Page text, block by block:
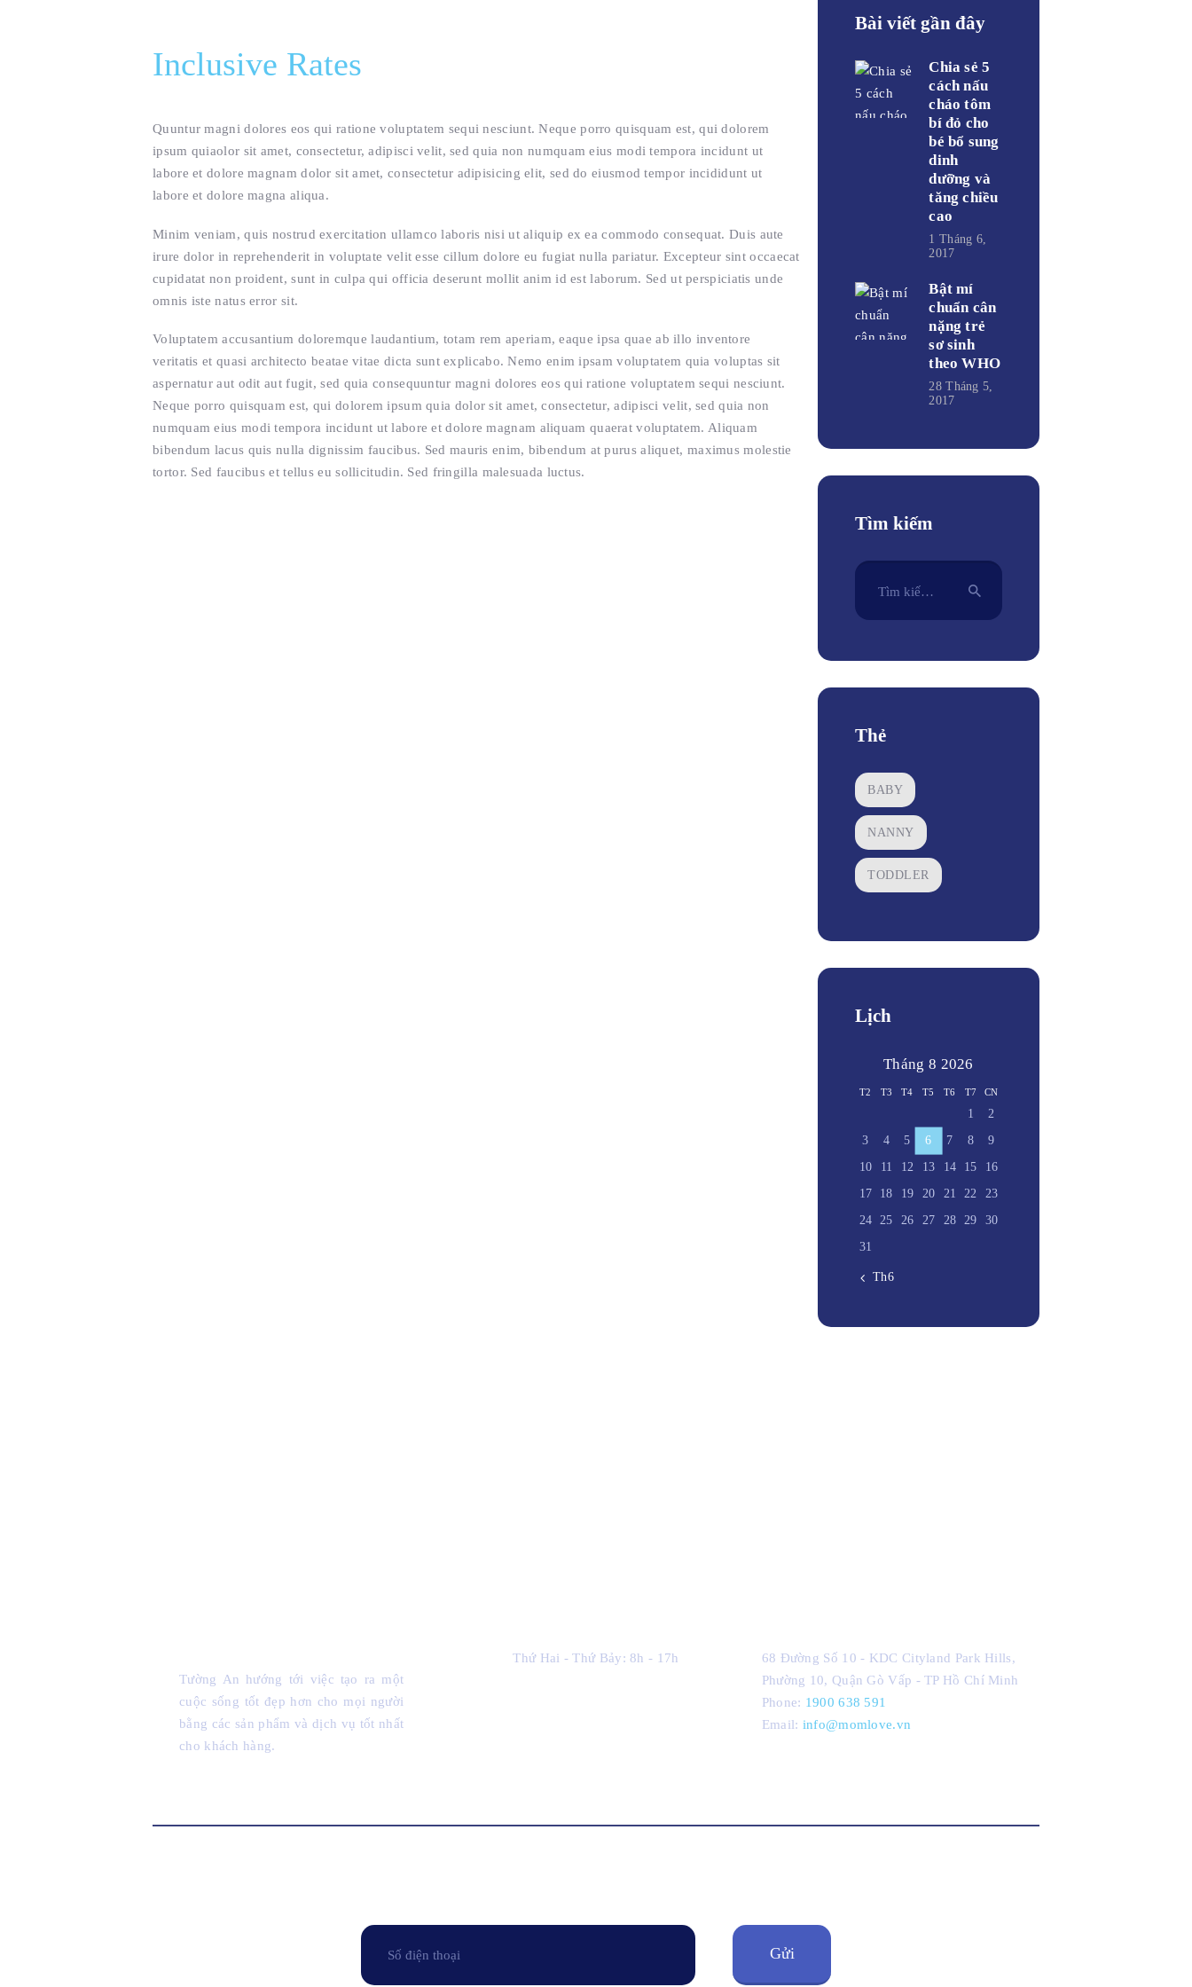
Inclusive Rates
Quuntur magni dolores eos qui ratione voluptatem sequi nesciunt. Neque porro quisquam est, qui dolorem
ipsum quiaolor sit amet, consectetur, adipisci velit, sed quia non numquam eius modi tempora incidunt ut
labore et dolore magnam dolor sit amet, consectetur adipisicing elit, sed do eiusmod tempor incididunt ut
labore et dolore magna aliqua.
Minim veniam, quis nostrud exercitation ullamco laboris nisi ut aliquip ex ea commodo consequat. Duis aute
irure dolor in reprehenderit in voluptate velit esse cillum dolore eu fugiat nulla pariatur. Excepteur sint occaecat
cupidatat non proident, sunt in culpa qui officia deserunt mollit anim id est laborum. Sed ut perspiciatis unde
omnis iste natus error sit.
Voluptatem accusantium doloremque laudantium, totam rem aperiam, eaque ipsa quae ab illo inventore
veritatis et quasi architecto beatae vitae dicta sunt explicabo. Nemo enim ipsam voluptatem quia voluptas sit
aspernatur aut odit aut fugit, sed quia consequuntur magni dolores eos qui ratione voluptatem sequi nesciunt.
Neque porro quisquam est, qui dolorem ipsum quia dolor sit amet, consectetur, adipisci velit, sed quia non
numquam eius modi tempora incidunt ut labore et dolore magnam aliquam quaerat voluptatem. Aliquam
bibendum lacus quis nulla dignissim faucibus. Sed mauris enim, bibendum at purus aliquet, maximus molestie
tortor. Sed faucibus et tellus eu sollicitudin. Sed fringilla malesuada luctus.
Bài viết gần đây
Chia sẻ 5
cách nấu
cháo tôm
bí đỏ cho
bé bổ sung
dinh
dưỡng và
tăng chiều
cao
1 Tháng 6,
2017
Bật mí
chuẩn cân
nặng trẻ
sơ sinh
theo WHO
28 Tháng 5,
2017
Tìm kiếm
Tìm
kiếm
cho:
Thẻ
BABY
NANNY
TODDLER
Lịch
Tháng 8 2026
T2 T3 T4 T5 T6 T7 CN
1
2
3
4 5 6 7 8
9
10
11 12 13 14 15
16
17
18 19 20 21 22
23
24
25 26 27 28 29
30
31
« Th6
Tường An hướng tới việc tạo ra một
cuộc sống tốt đẹp hơn cho mọi người
bằng các sản phẩm và dịch vụ tốt nhất
cho khách hàng.
Thứ Hai - Thứ Bảy: 8h - 17h
68 Đường Số 10 - KDC Cityland Park Hills,
Phường 10, Quận Gò Vấp - TP Hồ Chí Minh
Phone: 1900 638 591
Email: info@momlove.vn